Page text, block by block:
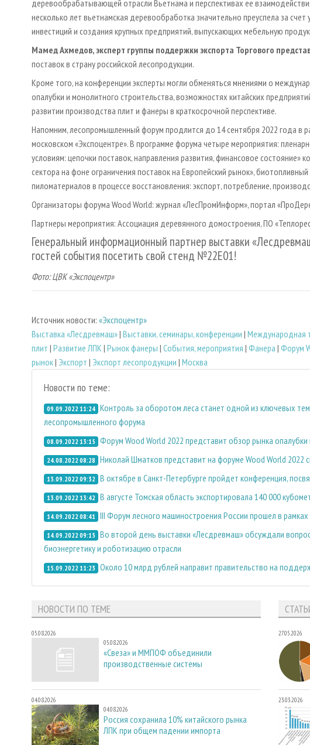
деревообрабатывающей отрасли Вьетнама и перспективах ее
несколько лет вьетнамская деревообработка значительно преуспела за
инвестиций и создания крупных предприятий, выпускающих мебельную
Мамед Ахмедов, эксперт группы поддержки экспорта Торгового
поставок в страну российской лесопродукции.
Кроме того, на конференции эксперты могли обменяться мнениями о
опалубки и монолитного строительства, возможностях китайских
развитии производства плит и фанеры в краткосрочной перспективе.
Напомним, лесопромышленный форум продлится до 14 сентября 2022 года в
московском «Экспоцентре». В программе форума четыре мероприятия:
условиям: цепочки поставок, направления развития, финансовое состояние»
сектора на фоне ограничения поставок на Европейский рынок»,
пиломатериалов в процессе восстановления: экспорт, потребление,
Организаторы форума Wood World: журнал «ЛесПромИнформ», портал
Партнеры мероприятия: Ассоциация деревянного домостроения, ПО
Генеральный информационный партнер выставки
гостей события посетить свой стенд №22E01!
Фото: ЦВК «Экспоцентр»
Источник новости: «Экспоцентр»
Выставка «Лесдревмаш»| Выставки, семинары, конференции | Международная
плит | Развитие ЛПК | Рынок фанеры | События, мероприятия | Фанера | Форум
рынок| Экспорт | Экспорт лесопродукции | Москва
Новости по теме:
09.09.2022 11:24 Контроль за оборотом леса станет одной из ключевых
лесопромышленного форума
08.09.2022 13:15 Форум Wood World 2022 представит обзор рынка
24.08.2022 08:28 Николай Шматков представит на форуме Wood World 2022
13.09.2022 09:32 В октябре в Санкт-Петербурге пройдет конференция,
13.09.2022 13:42 В августе Томская область экспортировала 140 000
14.09.2022 08:41 III Форум лесного машиностроения России прошел в
14.09.2022 09:15 Во второй день выставки «Лесдревмаш» обсуждали
биоэнергетику и роботизацию отрасли
15.09.2022 11:23 Около 10 млрд рублей направит правительство на
НОВОСТИ ПО ТЕМЕ
05.08.2026
05.08.2026
«Свеза» и ММПОФ объединили
производственные системы
04.08.2026
04.08.2026
Россия сохранила 10% китайского рынка
ЛПК при общем падении импорта
27.05.2026
23.03.2026